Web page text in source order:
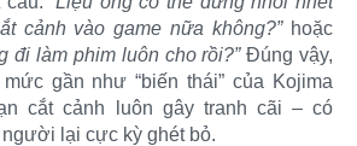
cảnh vào game nữa không?”hoặc
đi làm phim luôn cho rồi?”Đúng vậy,
gần như “biến thái” của Kojima
cắt cảnh luôn gây tranh cãi – có
lại cực kỳ ghét bỏ.